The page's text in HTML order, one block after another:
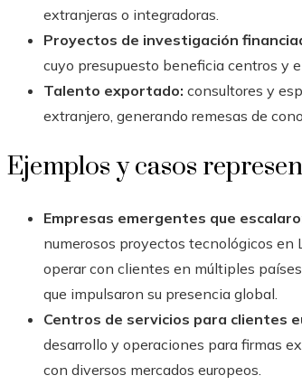
extranjeras o integradoras.
Proyectos de investigación
cuyo presupuesto beneficia centros y
Talento exportado: consultores y
extranjero, generando remesas de
Ejemplos y casos
Empresas emergentes que
numerosos proyectos tecnológicos
operar con clientes en múltiples
que impulsaron su presencia global.
Centros de servicios para clientes
desarrollo y operaciones para firmas
con diversos mercados europeos.